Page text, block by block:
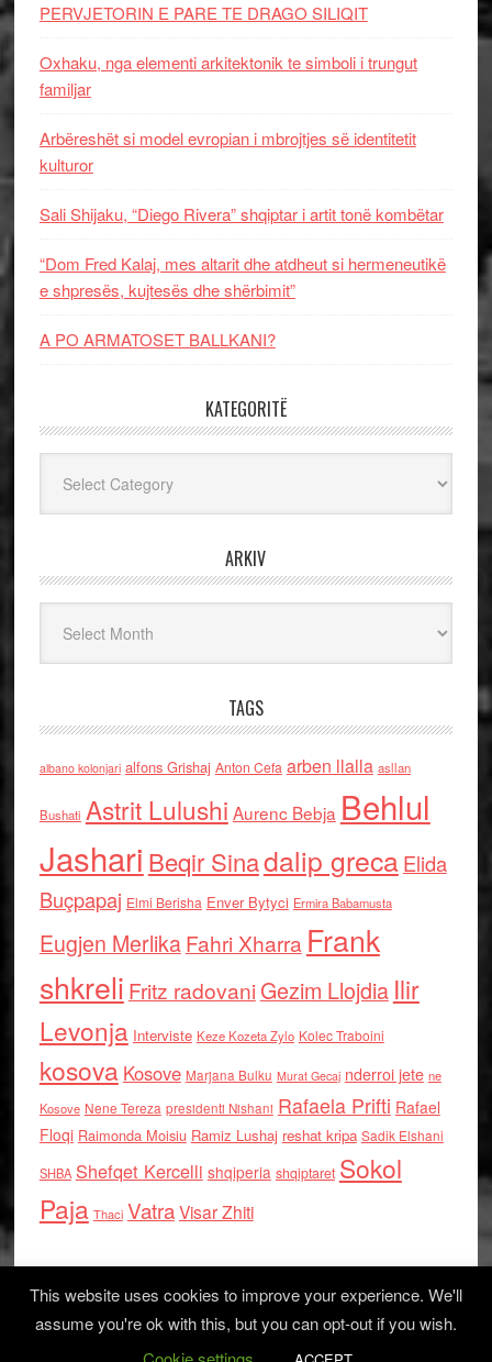
PERVJETORIN E PARE TE DRAGO SILIQIT
Oxhaku, nga elementi arkitektonik te simboli i trungut
familjar
Arbëreshët si model evropian i mbrojtjes së identitetit
kulturor
Sali Shijaku, “Diego Rivera” shqiptar i artit tonë kombëtar
“Dom Fred Kalaj, mes altarit dhe atdheut si hermeneutikë
e shpresës, kujtesës dhe shërbimit”
A PO ARMATOSET BALLKANI?
KATEGORITË
ARKIV
TAGS
albano kolonjari alfons Grishaj Anton Cefa arben llalla asllan
Bushati Astrit Lulushi Aurenc Bebja Behlul
Jashari Beqir Sinadalip grecaElida
Buçpapaj Elmi Berisha Enver Bytyci Ermira Babamusta
Eugjen MerlikaFahri Xharra Frank
shkreli Fritz radovaniGezim Llojdia Ilir
Levonja Interviste Keze Kozeta Zylo Kolec Traboini
kosova Kosove Marjana Bulku Murat Gecaj nderroi jete ne
Kosove Nene Tereza presidenti Nishani Rafaela Prifti Rafael
Floqi Raimonda Moisiu Ramiz Lushaj reshat kripa Sadik Elshani
SHBA Shefqet Kercelli shqiperia shqiptaret Sokol
Paja Thaci VatraVisar Zhiti
Log in
This website uses cookies to improve your experience. We'll
assume you're ok with this, but you can opt-out if you wish.